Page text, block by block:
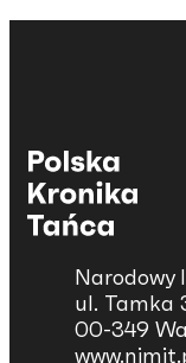
ul. Tamka
00-349